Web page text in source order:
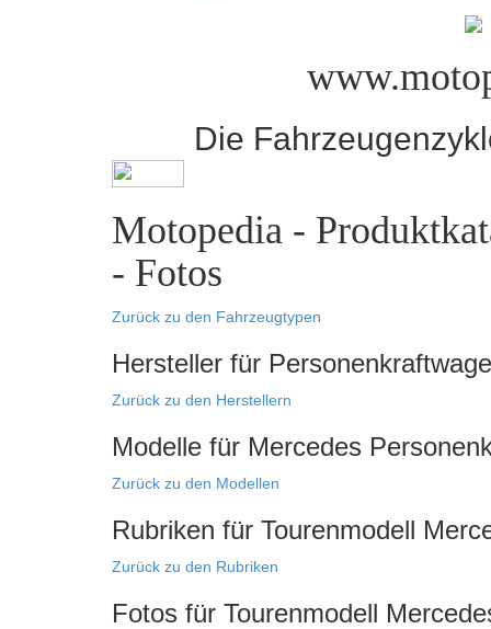
Die
Motopedia -
- Fotos
Zurück zu den Fahrzeugtypen
Hersteller für
Zurück zu den Herstellern
Modelle für Mercedes
Zurück zu den Modellen
Rubriken für Tourenmodell
Zurück zu den Rubriken
Fotos für Tourenmodell